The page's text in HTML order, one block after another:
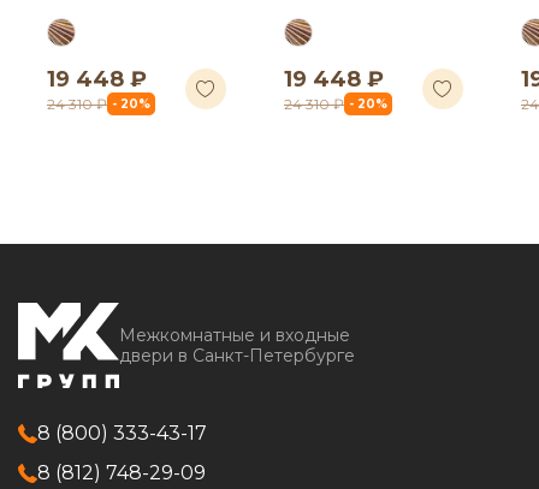
19 448 ₽
24 310 ₽ - 20%
19 448 ₽
24 310 ₽ - 20%
Межкомнатные и входные
двери в Санкт-Петербурге
8 (800) 333-43-17
8 (812) 748-29-09